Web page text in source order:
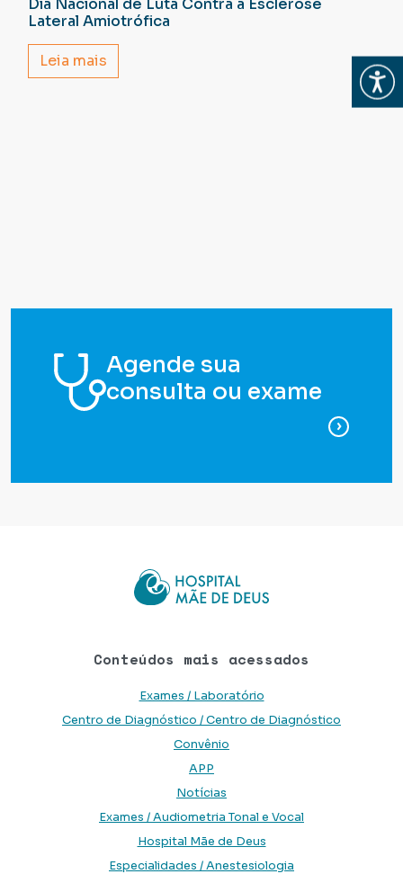
Abrir
Dia Nacional de Luta Contra a Esclerose
Lateral Amiotrófica
Leia mais
Agende sua
consulta ou exame
para
Conteúdos mais acessados
Exames / Laboratório
Centro de Diagnóstico / Centro de Diagnóstico
Convênio
APP
Notícias
Exames / Audiometria Tonal e Vocal
Hospital Mãe de Deus
Especialidades / Anestesiologia